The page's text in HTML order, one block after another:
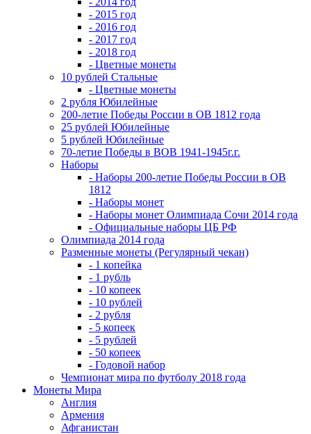
- 2015 год
- 2016 год
- 2017 год
- 2018 год
- Цветные монеты
10 рублей Стальные
- Цветные монеты
2 рубля Юбилейные
200-летие Победы России в ОВ 1812 года
25 рублей Юбилейные
5 рублей Юбилейные
70-летие Победы в ВОВ 1941-1945г.г.
Наборы
- Наборы 200-летие Победы России в ОВ
1812
- Наборы монет
- Наборы монет Олимпиада Сочи 2014 года
- Официальные наборы ЦБ РФ
Олимпиада 2014 года
Разменные монеты (Регулярный чекан)
- 1 копейка
- 1 рубль
- 10 копеек
- 10 рублей
- 2 рубля
- 5 копеек
- 5 рублей
- 50 копеек
- Годовой набор
Чемпионат мира по футболу 2018 года
Монеты Мира
Англия
Армения
Афганистан